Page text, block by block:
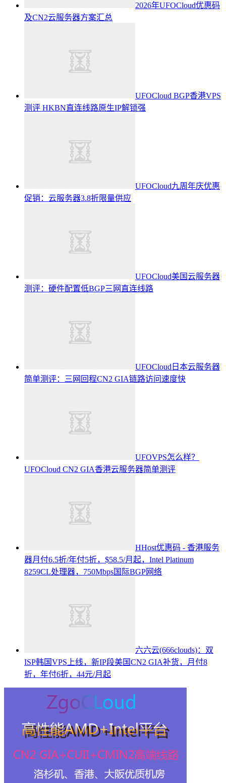
2026年UFOCloud优惠码
及CN2云服务器方案汇总
UFOCloud BGP香港VPS
测评 HKBN直连线路原生IP解锁强
UFOCloud九周年庆优惠
促销：云服务器3.8折限量供应
UFOCloud美国云服务器
测评：硬件配置低BGP三网直连线路
UFOCloud日本云服务器
简单测评：三网回程CN2 GIA链路访问速度快
UFOVPS怎么样？
UFOCloud CN2 GIA香港云服务器简单测评
HHost优惠码 - 香港服务
器月付6.5折/年付5折，$58.5/月起，Intel Platinum
8259CL处理器，750Mbps国际BGP网络
六六云(666clouds)：双
ISP韩国VPS上线，新IP段美国CN2 GIA补货，月付8
折，年付6折，44元/月起